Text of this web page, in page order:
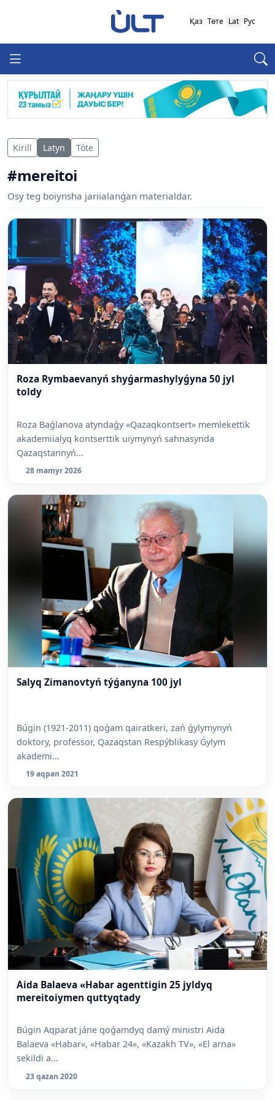
Қаз Төте Lat Рус
Kirill Latyn Tóte
#mereitoi
Osy teg boiynsha jariialanǵan materialdar.
Roza Rymbaevanyń shyǵarmashylyǵyna 50 jyl
toldy
Roza Baǵlanova atyndaǵy «Qazaqkontsert» memlekettik
akademiialyq kontserttik uiymynyń sahnasynda
Qazaqstannyń...
28 mamyr 2026
Salyq Zimanovtyń týǵanyna 100 jyl
Búgin (1921-2011) qoǵam qairatkeri, zań ǵylymynyń
doktory, professor, Qazaqstan Respýblikasy Ǵylym
akademi...
19 aqpan 2021
Aida Balaeva «Habar agenttigin 25 jyldyq
mereitoiymen quttyqtady
Búgin Aqparat jáne qoǵamdyq damý ministri Aida
Balaeva «Habar», «Habar 24», «Kazakh TV», «El arna»
sekildi a...
23 qazan 2020